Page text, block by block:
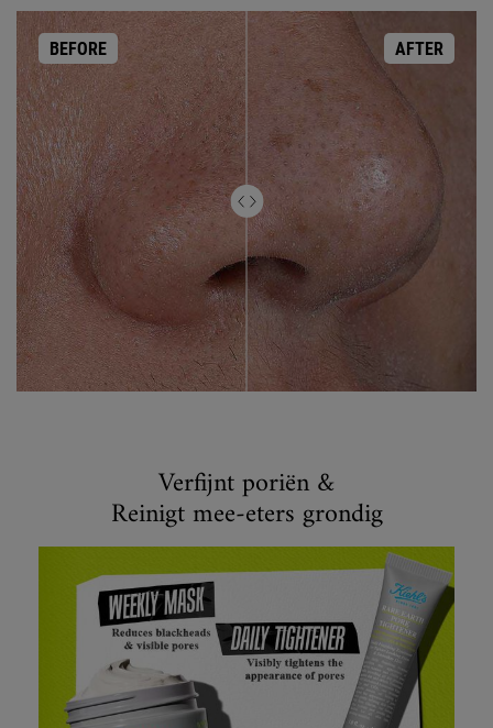
AFTER
BEFORE
Verfijnt poriën &
Reinigt mee-eters grondig